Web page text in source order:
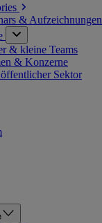
& Aufzeichnungen
& kleine Teams
& Konzerne
Sektor